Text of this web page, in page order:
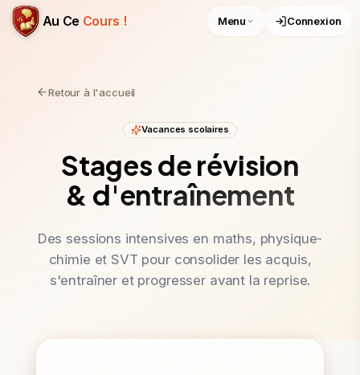
Au Ce Cours ! Menu Connexion
Retour à l'accueil
Vacances scolaires
Stages de révision
& d'entraînement
Des sessions intensives en maths, physique-
chimie et SVT pour consolider les acquis,
s'entraîner et progresser avant la reprise.